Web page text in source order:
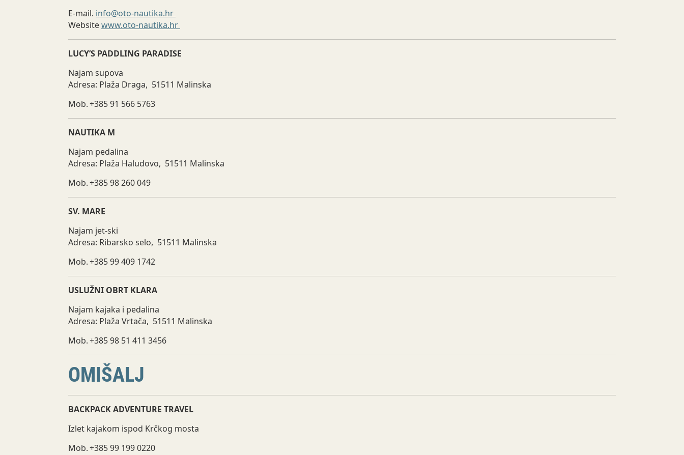
E-mail. info@oto-nautika.hr
Websitewww.oto-nautika.hr
LUCY’S PADDLING PARADISE
Najam supova
Adresa: Plaža Draga, 51511 Malinska
Mob. +385 91 566 5763
NAUTIKA M
Najam pedalina
Adresa: Plaža Haludovo, 51511 Malinska
Mob. +385 98 260 049
SV. MARE
Najam jet-ski
Adresa: Ribarsko selo, 51511 Malinska
Mob. +385 99 409 1742
USLUŽNI OBRT KLARA
Najam kajaka i pedalina
Adresa: Plaža Vrtača, 51511 Malinska
Mob. +385 98 51 411 3456
OMIŠALJ
BACKPACK ADVENTURE TRAVEL
Izlet kajakom ispod Krčkog mosta
Mob. +385 99 199 0220